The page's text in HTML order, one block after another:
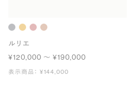
ルリエ
¥120,000 〜 ¥190,000
表示商品： ¥144,000